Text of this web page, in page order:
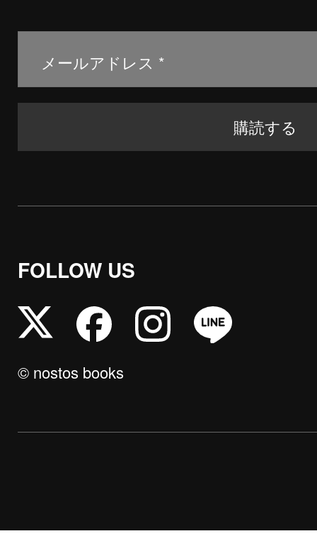
FOLLOW US
© nostos books